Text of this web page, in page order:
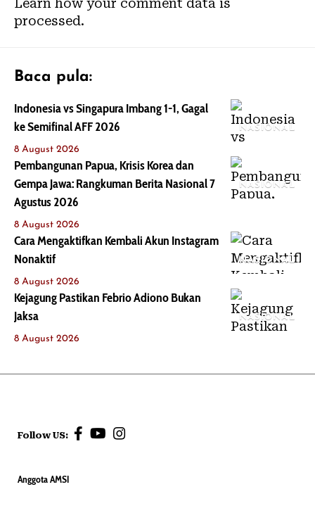
processed.
Baca pula:
NASIONAL
Indonesia vs Singapura Imbang 1-1, Gagal
ke Semifinal AFF 2026
8 August 2026
NASIONAL
Pembangunan Papua, Krisis Korea dan
Gempa Jawa: Rangkuman Berita Nasional 7
Agustus 2026
8 August 2026
NASIONAL
Cara Mengaktifkan Kembali Akun Instagram
Nonaktif
8 August 2026
NASIONAL
Kejagung Pastikan Febrio Adiono Bukan
Jaksa
8 August 2026
Follow US:
Anggota AMSI